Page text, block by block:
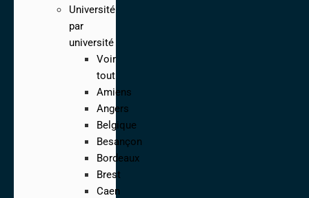
Université
par
université
Voir
tout
Amiens
Angers
Belgique
Besançon
Bordeaux
Brest
Caen